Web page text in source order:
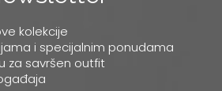
kolekcije
i specijalnim ponudama
za savršen outfit